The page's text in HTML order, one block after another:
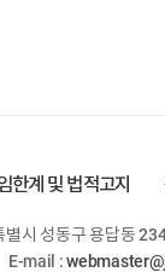
한계 및 법적고지
별시 성동구 용답동
E-mail :